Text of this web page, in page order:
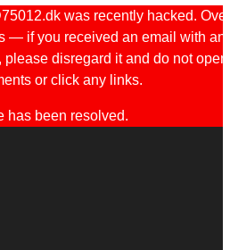
was recently hacked. Ove
— if you received an email with an
disregard it and do not open
or click any links.
has been resolved.